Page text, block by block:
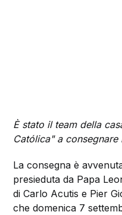
È stato il team della
Católica" a
La consegna è
presieduta da Papa
di Carlo Acutis e Pier
che domenica 7